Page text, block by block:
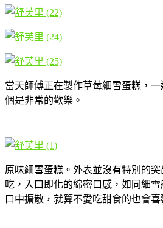
當天師傅正在製作草莓細雪蛋糕，
個是非常的歡樂。
原味細雪蛋糕。外表並沒有特別的
吃，入口即化的綿密口感，如同細
口中擴散，就算不愛吃甜食的也會喜